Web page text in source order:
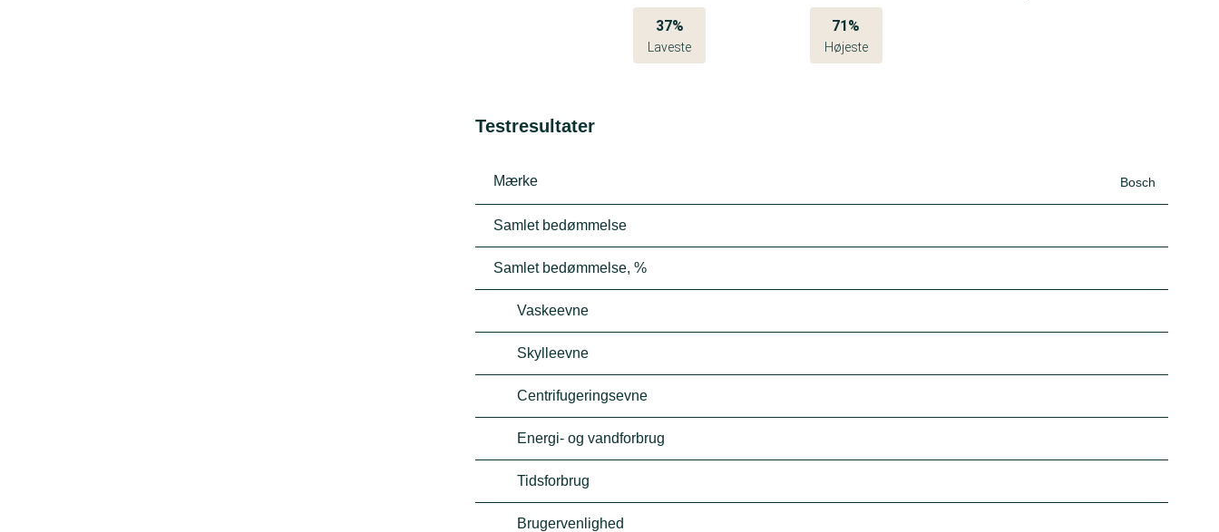
37%
Laveste
71%
Højeste
Testresultater
Mærke Bosch
Samlet bedømmelse
Samlet bedømmelse, %
Vaskeevne
Skylleevne
Centrifugeringsevne
Energi- og vandforbrug
Tidsforbrug
Brugervenlighed